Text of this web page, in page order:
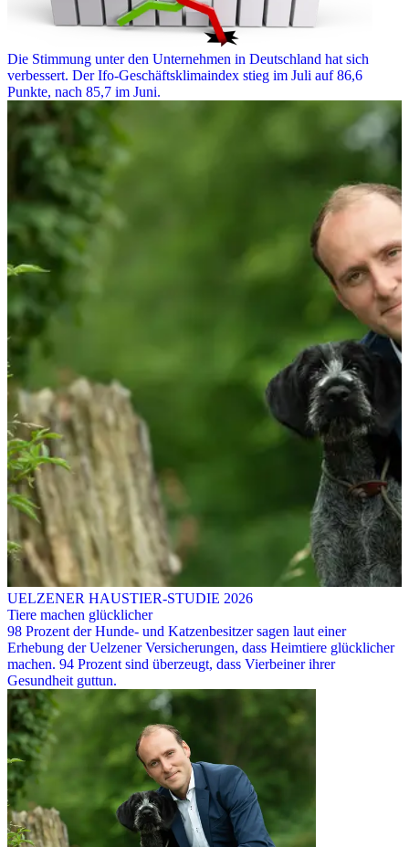
Die Stimmung unter den Unternehmen in Deutschland hat sich
verbessert. Der Ifo-Geschäftsklimaindex stieg im Juli auf 86,6
Punkte, nach 85,7 im Juni.
UELZENER HAUSTIER-STUDIE 2026
Tiere machen glücklicher
98 Prozent der Hunde- und Katzenbesitzer sagen laut einer
Erhebung der Uelzener Versicherungen, dass Heimtiere glücklicher
machen. 94 Prozent sind überzeugt, dass Vierbeiner ihrer
Gesundheit guttun.